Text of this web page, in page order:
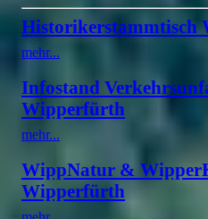
Historikerstammtisch
mehr...
Infostand
Wipperfürth
mehr...
WippNatur &
Wipperfürth